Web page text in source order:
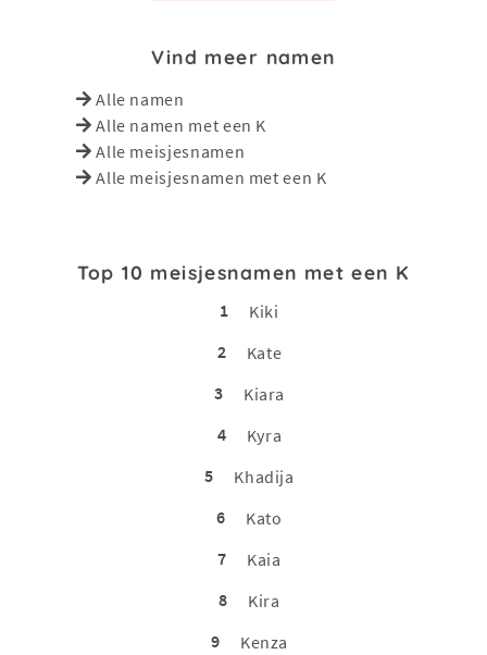
Vind meer namen
Alle namen
Alle namen met een K
Alle meisjesnamen
Alle meisjesnamen met een K
Top 10 meisjesnamen met een K
1
Kiki
2
Kate
3
Kiara
4
Kyra
5
Khadija
6
Kato
7
Kaia
8
Kira
9
Kenza